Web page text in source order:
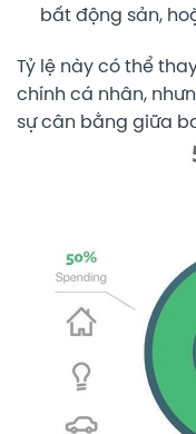
bất động sản,
Tỷ lệ này có thể
chính cá nhân,
sự cân bằng giữa